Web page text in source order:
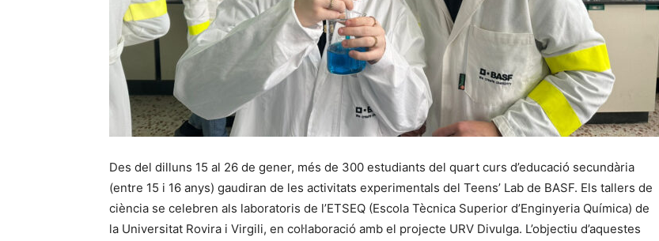
Des del dilluns 15 al 26 de gener, més de 300 estudiants del quart curs d’educació secundària
(entre 15 i 16 anys) gaudiran de les activitats experimentals del Teens’ Lab de BASF. Els tallers de
ciència se celebren als laboratoris de l’ETSEQ (Escola Tècnica Superior d’Enginyeria Química) de
la Universitat Rovira i Virgili, en col·laboració amb el projecte URV Divulga. L’objectiu d’aquestes